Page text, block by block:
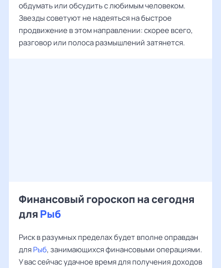
обдумать или обсудить с любимым человеком.
Звезды советуют не надеяться на быстрое
продвижение в этом направлении: скорее всего,
разговор или полоса размышлений затянется.
Финансовый гороскоп на сегодня
для Рыб
Риск в разумных пределах будет вполне оправдан
дляРыб, занимающихся финансовыми операциями.
У вас сейчас удачное время для получения доходов